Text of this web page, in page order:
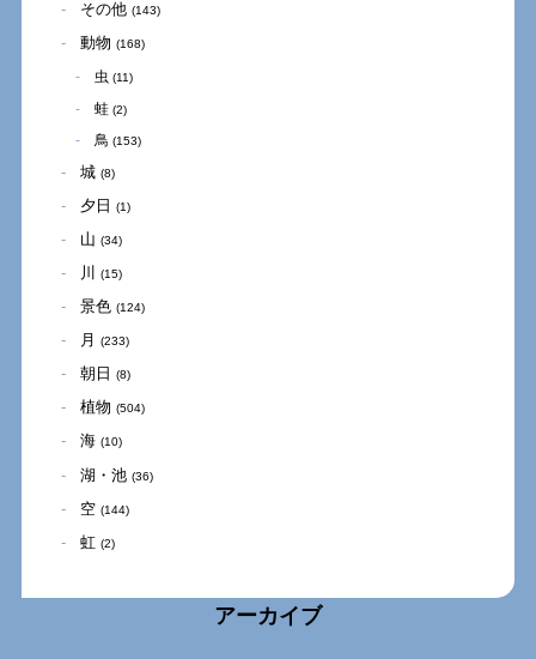
その他 (143)
動物 (168)
虫 (11)
蛙 (2)
鳥 (153)
城 (8)
夕日 (1)
山 (34)
川 (15)
景色 (124)
月 (233)
朝日 (8)
植物 (504)
海 (10)
湖・池 (36)
空 (144)
虹 (2)
アーカイブ